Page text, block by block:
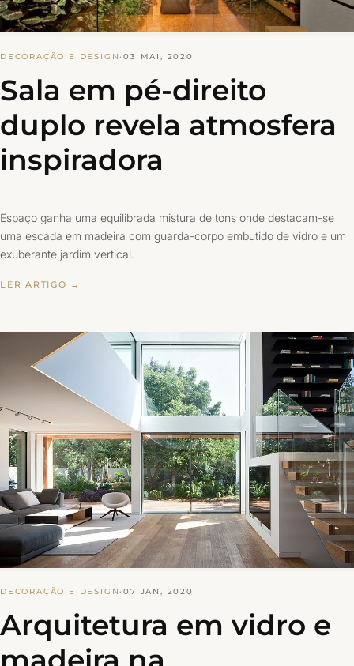
DECORAÇÃO E DESIGN·03 MAI, 2020
Sala em pé-direito
duplo revela atmosfera
inspiradora
Espaço ganha uma equilibrada mistura de tons onde destacam-se
uma escada em madeira com guarda-corpo embutido de vidro e um
exuberante jardim vertical.
LER ARTIGO →
DECORAÇÃO E DESIGN·07 JAN, 2020
Arquitetura em vidro e